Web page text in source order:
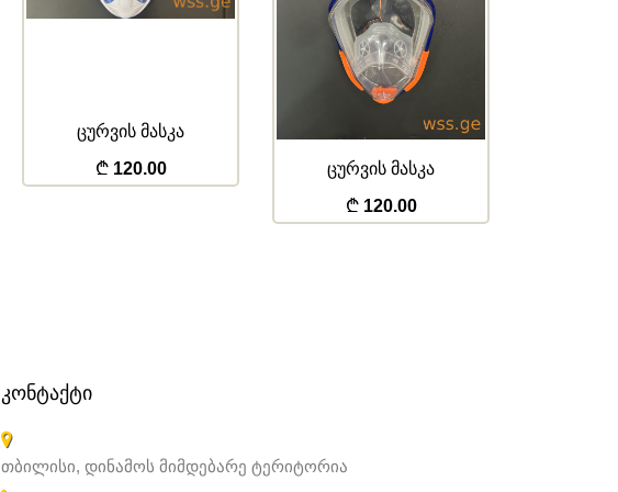
ცურვის მასკა
120.00
ცურვის მასკა
120.00
ᲙᲝᲜᲢᲐᲥᲢᲘ
თბილისი, დინამოს მიმდებარე ტერიტორია